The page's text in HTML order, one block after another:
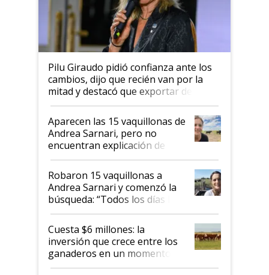
Pilu Giraudo pidió confianza ante los
cambios, dijo que recién van por la
mitad y destacó que exportar dejó de
ser "para unos pocos": "Tenemos un
mandato muy claro del gobierno
nacional"
Aparecen las 15 vaquillonas de
Andrea Sarnari, pero no
encuentran explicación de
cómo llegaron allí
Robaron 15 vaquillonas a
Andrea Sarnari y comenzó la
búsqueda: “Todos los días le
toca a algún productor”
Cuesta $6 millones: la
inversión que crece entre los
ganaderos en un momento
histórico para la actividad